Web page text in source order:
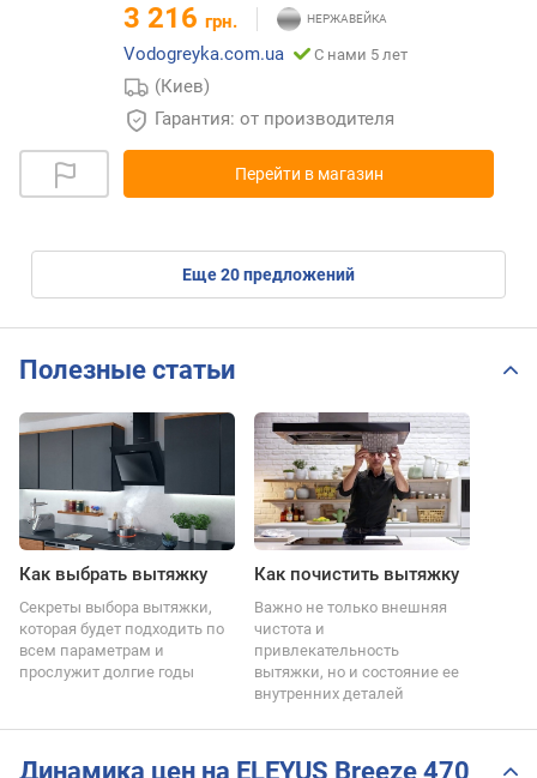
3 216 грн.
Vodogreyka.com.ua
С нами 5 лет
(Киев)
Гарантия: от производителя
Перейти в магазин
eще20предложений
Полезные статьи
Как выбрать вытяжку
Секреты выбора вытяжки,
которая будет подходить по
всем параметрам и
прослужит долгие годы
Как почистить вытяжку
Важно не только внешняя
чистота и
привлекательность
вытяжки, но и состояние ее
внутренних деталей
Динамика цен на ELEYUS Breeze 470